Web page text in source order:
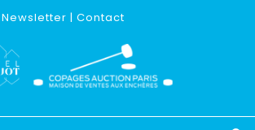
Newsletter | Contact